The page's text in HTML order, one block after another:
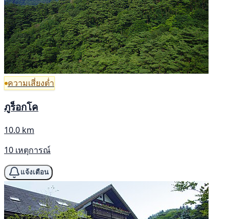
ความเสี่ยงต่ำ
ภูร็อกโค
10.0 km
10 เหตุการณ์
แจ้งเตือน